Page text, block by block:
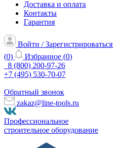
Доставка и оплата
Контакты
Гарантия
Войти / Зарегистрироваться
(0) Избранное (0)
8 (800) 200-97-26
+7 (495) 530-70-07
Обратный звонок
zakaz@line-tools.ru
Профессиональное
строительное оборудование